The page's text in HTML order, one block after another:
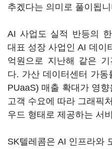
추겠다는 의미로 풀이됩
AI 사업도 실적 반등의
대표 성장 사업인 AI 데이
억원으로 지난해 같은 기
다. 가산 데이터센터 가
PUaaS) 매출 확대가 영
고객 수요에 따라 그래픽
우드 형태로 제공하는 서
SK텔레콤은 AI 인프라와